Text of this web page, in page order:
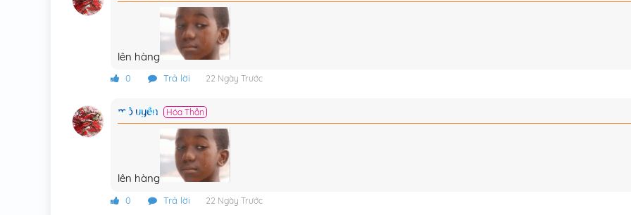
lên hàng
0 Trả lời 22 Ngày Trước
mộ uyển Hóa Thần
lên hàng
0 Trả lời 22 Ngày Trước